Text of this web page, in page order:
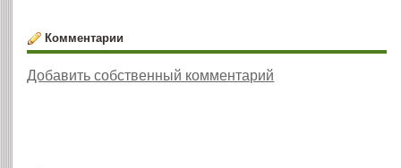
Комментарии
Добавить собственный комментарий